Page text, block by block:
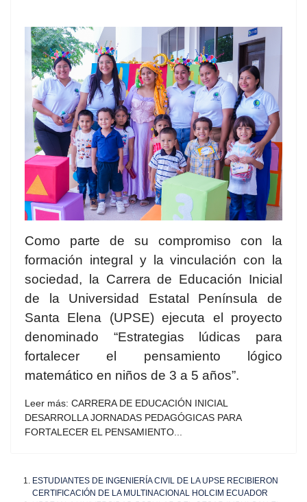
Como parte de su compromiso con la
formación integral y la vinculación con la
sociedad, la Carrera de Educación Inicial
de la Universidad Estatal Península de
Santa Elena (UPSE) ejecuta el proyecto
denominado “Estrategias lúdicas para
fortalecer el pensamiento lógico
matemático en niños de 3 a 5 años”.
Leer más: CARRERA DE EDUCACIÓN INICIAL
DESARROLLA JORNADAS PEDAGÓGICAS PARA
FORTALECER EL PENSAMIENTO...
ESTUDIANTES DE INGENIERÍA CIVIL DE LA UPSE RECIBIERON
CERTIFICACIÓN DE LA MULTINACIONAL HOLCIM ECUADOR